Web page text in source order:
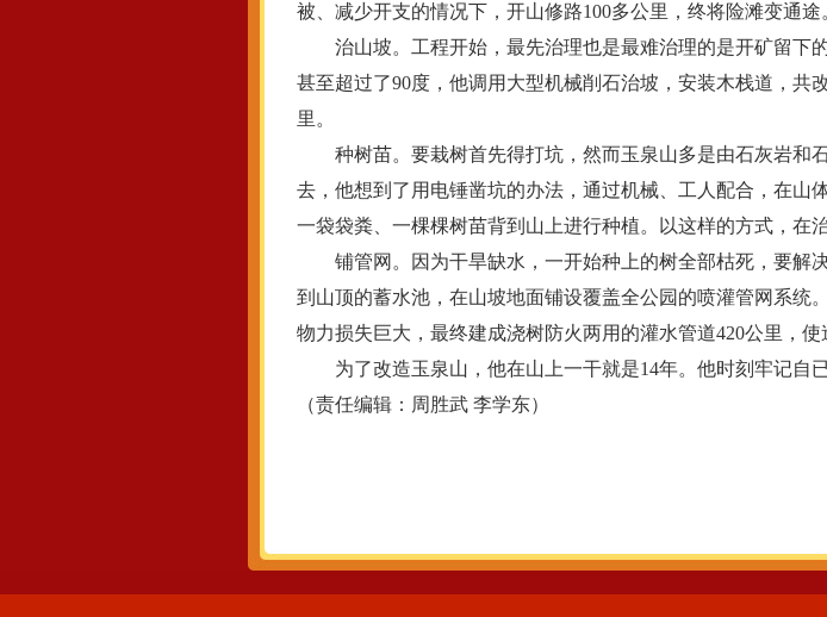
被、减少开支的情况下，开山修路100多公里，终将险滩变通途
治山坡。工程开始，最先治理也是最难治理的是开矿留下
甚至超过了90度，他调用大型机械削石治坡，安装木栈道，共
里。
种树苗。要栽树首先得打坑，然而玉泉山多是由石灰岩和
去，他想到了用电锤凿坑的办法，通过机械、工人配合，在山
一袋袋粪、一棵棵树苗背到山上进行种植。以这样的方式，在
铺管网。因为干旱缺水，一开始种上的树全部枯死，要解决
到山顶的蓄水池，在山坡地面铺设覆盖全公园的喷灌管网系统
物力损失巨大，最终建成浇树防火两用的灌水管道420公里，使
为了改造玉泉山，他在山上一干就是14年。他时刻牢记自
（责任编辑：周胜武 李学东）